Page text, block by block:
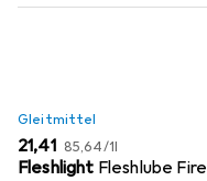
Gleitmittel
EUR
21,41 EUR
85,64/1l
Fleshlight Fleshlube Fire